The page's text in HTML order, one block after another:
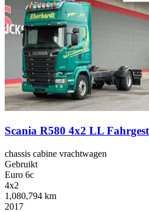
Scania R580 4x2 LL
chassis cabine vrachtwagen
Gebruikt
Euro 6c
4x2
1,080,794 km
2017